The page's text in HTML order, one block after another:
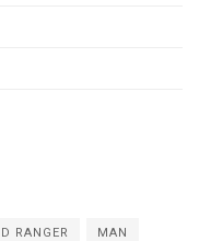
RANGER MAN